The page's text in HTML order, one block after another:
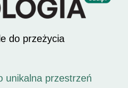
do przeżycia
unikalna przestrzeń